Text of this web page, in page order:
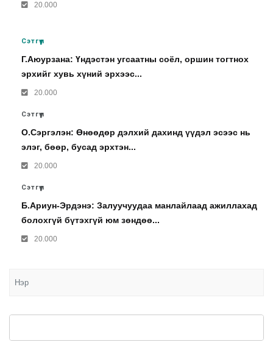
20.000
Сэтгүүл
Г.Аюурзана: Үндэстэн угсаатны соёл, оршин тогтнох
эрхийг хувь хүний эрхээс...
20.000
Сэтгүүл
О.Сэргэлэн: Өнөөдөр дэлхий дахинд үүдэл эсээс нь
элэг, бөөр, бусад эрхтэн...
20.000
Сэтгүүл
Б.Ариун-Эрдэнэ: Залуучуудаа манлайлаад ажиллахад
болохгүй бүтэхгүй юм зөндөө...
20.000